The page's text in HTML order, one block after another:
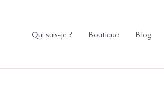
Qui suis-je ? Boutique Blog